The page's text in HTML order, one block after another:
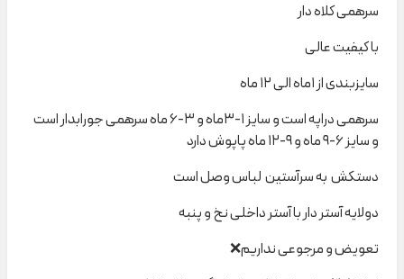
سرهمی کلاه دار
با کیفیت عالی
سایزبندی از ۱ماه الی ۱۲ ماه
سرهمی دراپه است و سایز ۱-۳ماه و ۳-۶ ماه سرهمی جورابدار است
و سایز ۶-۹ ماه و ۹-۱۲ ماه پاپوش دارد
دستکش به سرآستین لباس وصل است
دولایه آستر دار با آستر داخلی نخ و پنبه
تعویض و مرجوعی نداریم❌